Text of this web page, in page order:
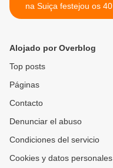
na Suiça festejou os 40
anos da existência de
Alojado por Overblog
Top posts
Páginas
Contacto
Denunciar el abuso
Condiciones del servicio
Cookies y datos personales